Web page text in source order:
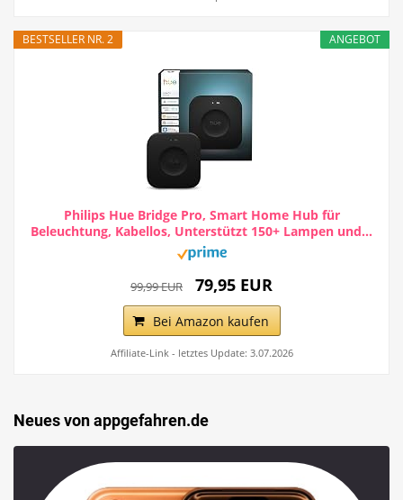
ANGEBOT
BESTSELLER NR. 2
Philips Hue Bridge Pro, Smart Home Hub für
Beleuchtung, Kabellos, Unterstützt 150+ Lampen und...
99,99 EUR 79,95 EUR
Bei Amazon kaufen
Affiliate-Link - letztes Update: 3.07.2026
Neues von appgefahren.de